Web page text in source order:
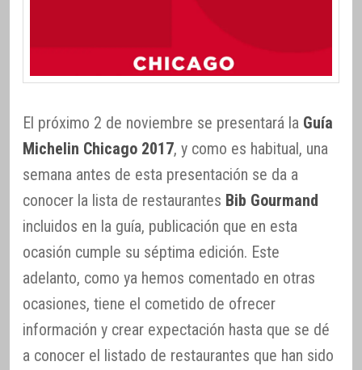
El próximo 2 de noviembre se presentará la Guía
Michelin Chicago 2017, y como es habitual, una
semana antes de esta presentación se da a
conocer la lista de restaurantes Bib Gourmand
incluidos en la guía, publicación que en esta
ocasión cumple su séptima edición. Este
adelanto, como ya hemos comentado en otras
ocasiones, tiene el cometido de ofrecer
información y crear expectación hasta que se dé
a conocer el listado de restaurantes que han sido